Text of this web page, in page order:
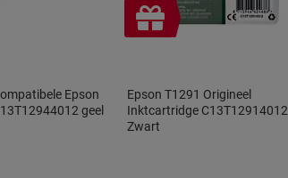
Epson
geel
Geschenk
Epson T1291 Origineel
Inktcartridge C13T12914012
Zwart